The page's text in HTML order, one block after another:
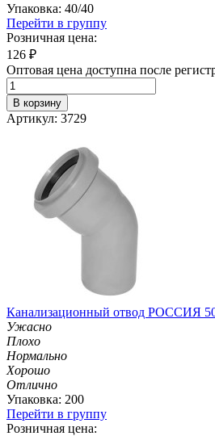
Упаковка: 40/40
Перейти в группу
Розничная цена:
126 ₽
Оптовая цена доступна после
В корзину
Артикул: 3729
Канализационный отвод РОССИЯ
Ужасно
Плохо
Нормально
Хорошо
Отлично
Упаковка: 200
Перейти в группу
Розничная цена: